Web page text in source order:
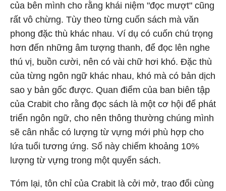
của bên mình cho rằng khái niệm "đọc mượt" cũng
rất vô chừng. Tùy theo từng cuốn sách mà văn
phong đặc thù khác nhau. Ví dụ có cuốn chú trọng
hơn đến những âm tượng thanh, để đọc lên nghe
thú vị, buồn cười, nên có vài chữ hơi khó. Đặc thù
của từng ngôn ngữ khác nhau, khó mà có bản dịch
sao y bản gốc được. Quan điểm của ban biên tập
của Crabit cho rằng đọc sách là một cơ hội để phát
triển ngôn ngữ, cho nên thông thường chúng mình
sẽ cân nhắc có lượng từ vựng mới phù hợp cho
lứa tuổi tương ứng. Số này chiếm khoảng 10%
lượng từ vựng trong một quyển sách.
Tóm lại, tôn chỉ của Crabit là cởi mở, trao đổi cùng